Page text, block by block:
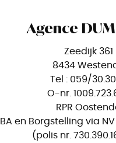
Agence
Zeedijk 361
8434
Tel : 059/
O-nr.
RPR
BA en Borgstelling via NV
(polis nr.